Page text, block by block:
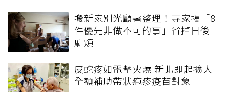
搬新家別光顧著整理！專家揭「8
件優先非做不可的事」省掉日後
麻煩
皮蛇疼如電擊火燒 新北即起擴大
全額補助帶狀疱疹疫苗對象